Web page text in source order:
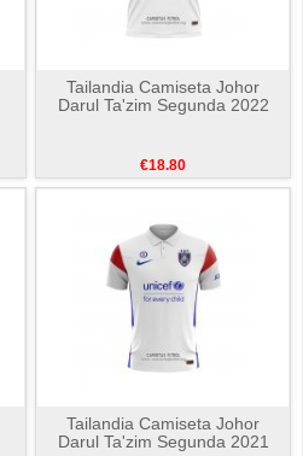
Tailandia Camiseta Johor
Darul Ta'zim Segunda 2022
€18.80
Tailandia Camiseta Johor
Darul Ta'zim Segunda 2021